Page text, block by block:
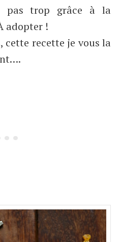
pas trop grâce à la
adopter !
cette recette je vous la